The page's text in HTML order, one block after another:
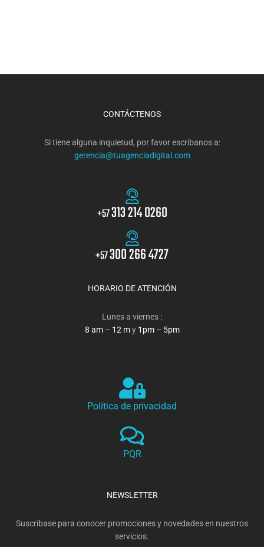
CONTÁCTENOS
Si tiene alguna inquietud, por favor escríbanos a:
gerencia@tuagenciadigital.com
+57313 214 0260
+57300 266 4727
HORARIO DE ATENCIÓN
Lunes a viernes :
8 am – 12 my 1pm – 5pm
Política de privacidad
PQR
NEWSLETTER
Suscríbase para conocer promociones y novedades en nuestros
servicios.